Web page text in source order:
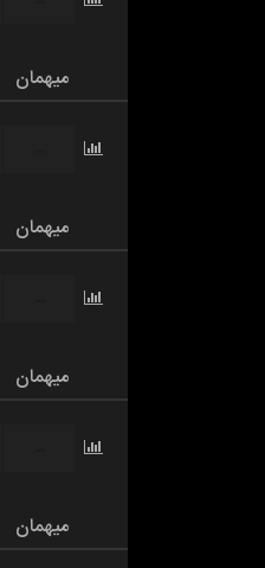
میهمان
میهمان
میهمان
میهمان